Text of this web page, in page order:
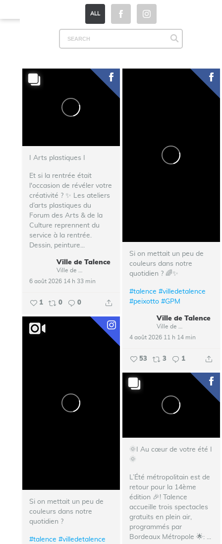
ALL
I Arts plastiques I
Et si la rentrée était
l'occasion de révéler votre
créativité ? ✨ Les ateliers
d’arts plastiques du
Forum des Arts & de la
Culture reprennent du
service à la rentrée.
Dessin, peinture...
Ville de Talence
6 août 2026 14 h 33 min
1 0 0
Si on mettait un peu de
couleurs dans notre
quotidien ? 🌈✨
#talence #villedetalence
#peixotto #GPM
Ville de Talence
4 août 2026 11 h 14 min
53 3 1
Si on mettait un peu de
couleurs dans notre
quotidien ?
#talence #villedetalence
🌞I Au cœur de votre été I
🌞
L’Été métropolitain est de
retour pour la 14ème
édition 🎉! Talence
accueille trois spectacles
gratuits en plein air,
programmés par
Bordeaux Métropole 🌟: